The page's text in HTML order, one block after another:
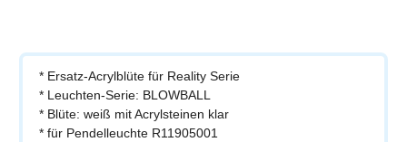
* Ersatz-Acrylblüte für Reality Serie
* Leuchten-Serie: BLOWBALL
* Blüte: weiß mit Acrylsteinen klar
* für Pendelleuchte R11905001